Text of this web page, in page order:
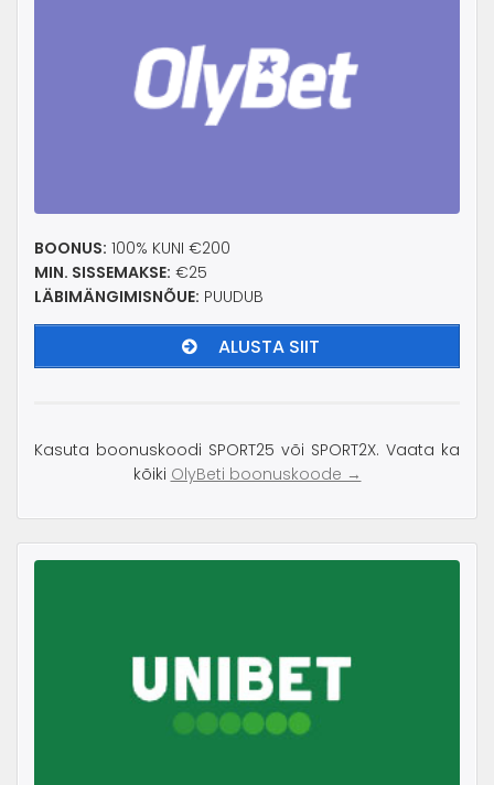
BOONUS: 100% KUNI €200
MIN. SISSEMAKSE: €25
LÄBIMÄNGIMISNÕUE: PUUDUB
ALUSTA SIIT
Kasuta boonuskoodi SPORT25 või SPORT2X. Vaata ka
kõiki OlyBeti boonuskoode →